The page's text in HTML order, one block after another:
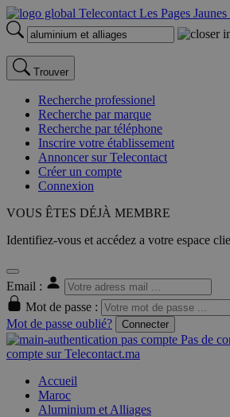
Trouver
Recherche professionel
Recherche par marque
Recherche par téléphone
Inscrire votre établissement
Annoncer sur Telecontact
Créer un compte
Connexion
VOUS ÊTES DÉJÀ MEMBRE
Identifiez-vous et accédez a votre espace
Email :
Mot de passe :
Mot de passe oublié?
Connecter
Pas de
compte sur Telecontact.ma
Accueil
Maroc
Aluminium et Alliages